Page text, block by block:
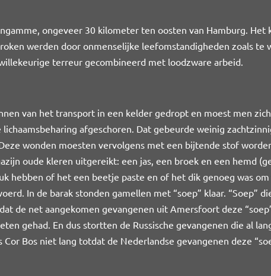
ongeveer 30 kilometer ten oosten van Hamburg. Het
werden door onmenselijke leefomstandigheden zoals te
terreur gecombineerd met loodzware arbeid.
van het transport in een kelder gedropt en moest men
afgeschoren. Dat gebeurde weinig
wonden moesten vervolgens met een bijtende stof
oude kleren uitgereikt: een jas, een broek en een hemd
hebben of het een beetje paste en of het dik genoeg was
In de barak stonden gamellen met “soep” klaar. “Soep”
de net aangekomen gevangenen uit Amersfoort deze
gehad. En dus stortten de Russische gevangenen die al
Bos niet lang totdat de Nederlandse gevangenen deze